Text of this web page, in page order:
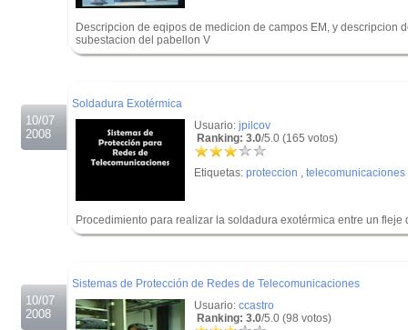
Descripcion de eqipos de medicion de campos EM, y descripcion
subestacion del pabellon V
10/07
2008
Soldadura Exotérmica
Usuario: jpilcov
Ranking: 3.0/5.0 (165 votos)
Etiquetas: proteccion , telecomunicaciones
Procedimiento para realizar la soldadura exotérmica entre un fleje
10/07
2008
Sistemas de Protección de Redes de Telecomunicaciones
Usuario: ccastro
Ranking: 3.0/5.0 (98 votos)